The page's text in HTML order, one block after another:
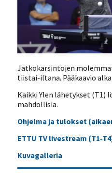
Jatkokarsintojen
tiistai-iltana. Pääkaavio
Kaikki Ylen lähetykset (T1)
mahdollisia.
Ohjelma ja tulokset
ETTU TV livestream (T1-
Kuvagalleria